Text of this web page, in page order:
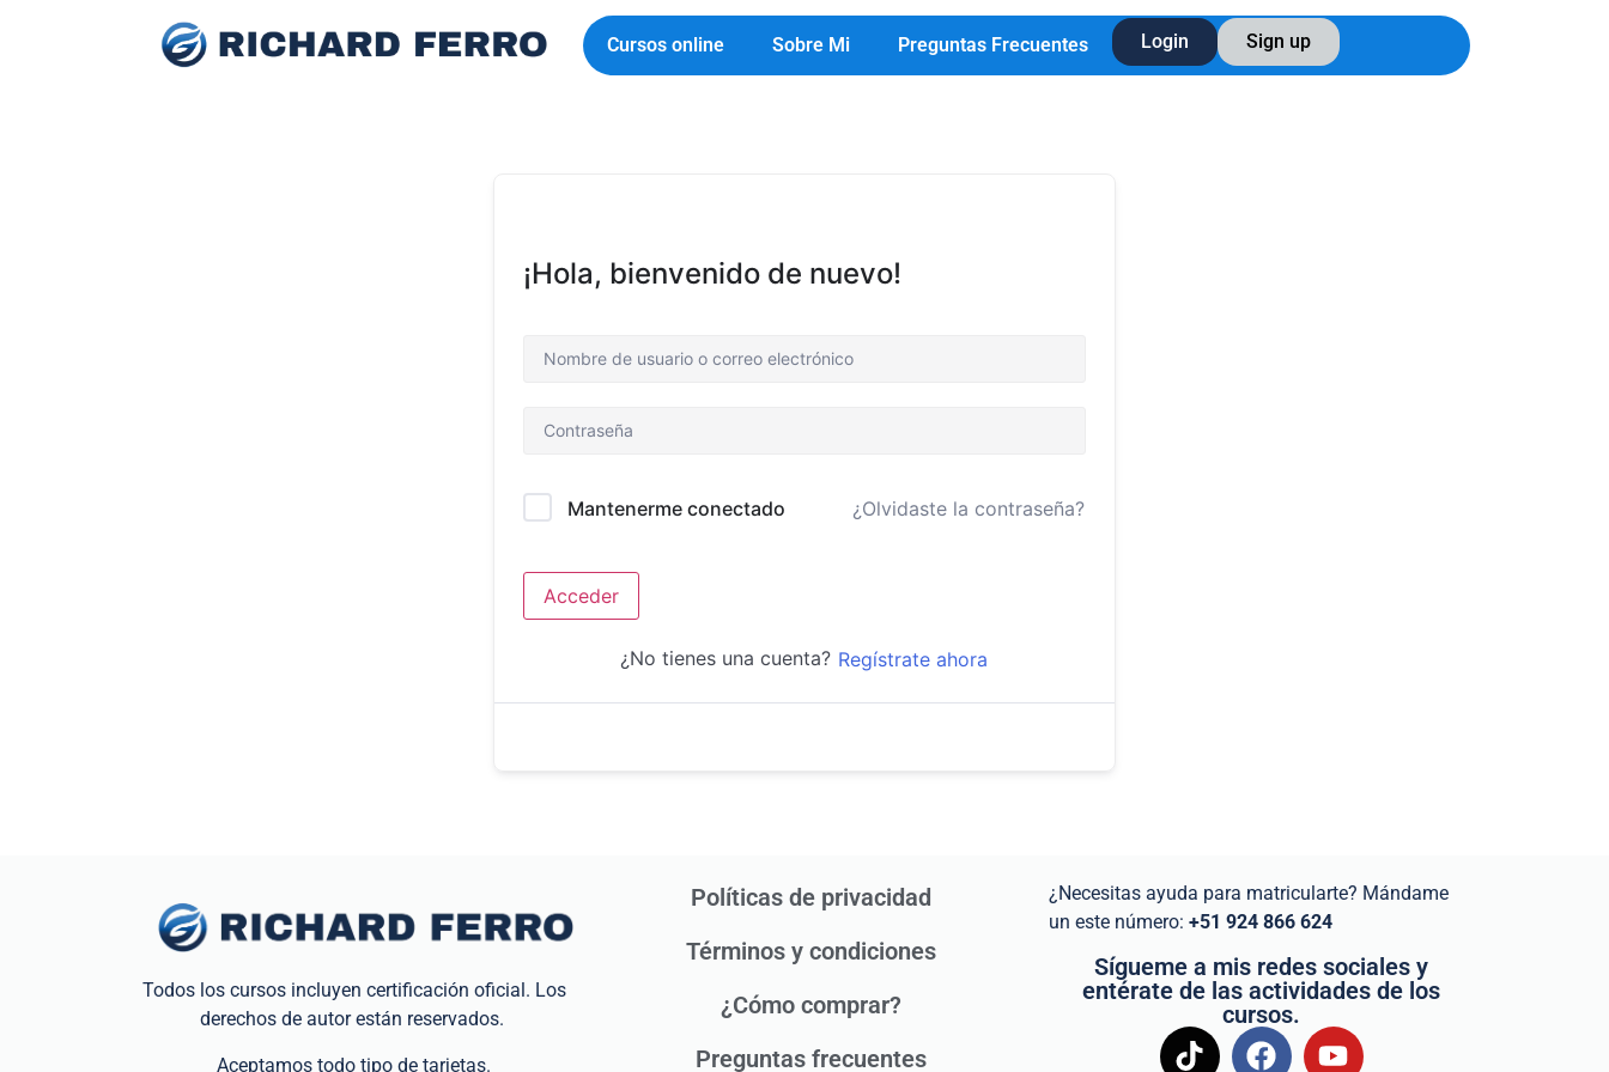
Cursos online Sobre Mi Preguntas Frecuentes Login Sign up
¡Hola, bienvenido de nuevo!
Mantenerme conectado ¿Olvidaste la contraseña?
Acceder
¿No tienes una cuenta? Regístrate ahora
Todos los cursos incluyen certificación oficial. Los
derechos de autor están reservados.
Aceptamos todo tipo de tarjetas.
Políticas de privacidad
Términos y condiciones
¿Cómo comprar?
Preguntas frecuentes
¿Necesitas ayuda para matricularte? Mándame
un este número: +51 924 866 624
Sígueme a mis redes sociales y
entérate de las actividades de los
cursos.